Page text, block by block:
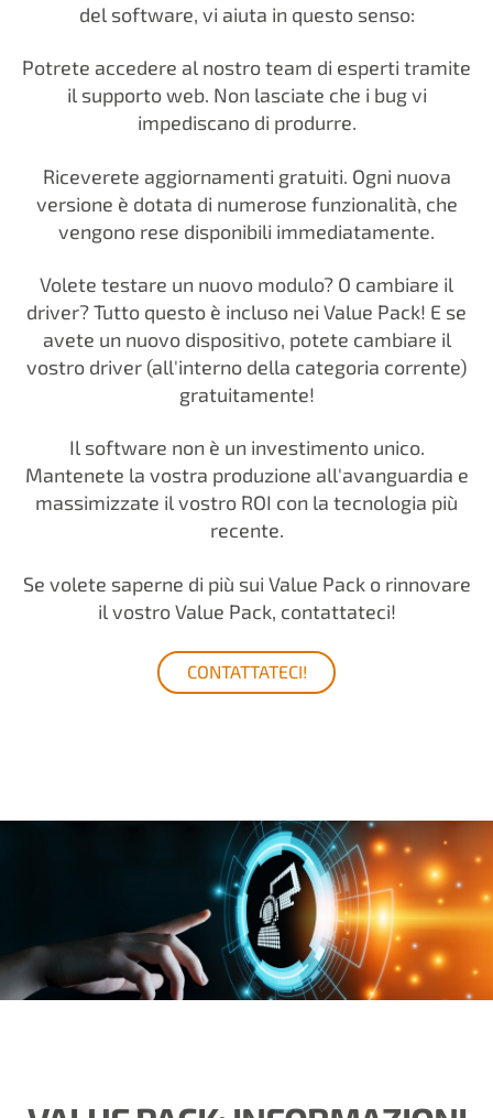
del software, vi aiuta in questo senso:
Potrete accedere al nostro team di esperti tramite
il supporto web. Non lasciate che i bug vi
impediscano di produrre.
Riceverete aggiornamenti gratuiti. Ogni nuova
versione è dotata di numerose funzionalità, che
vengono rese disponibili immediatamente.
Volete testare un nuovo modulo? O cambiare il
driver? Tutto questo è incluso nei Value Pack! E se
avete un nuovo dispositivo, potete cambiare il
vostro driver (all'interno della categoria corrente)
gratuitamente!
Il software non è un investimento unico.
Mantenete la vostra produzione all'avanguardia e
massimizzate il vostro ROI con la tecnologia più
recente.
Se volete saperne di più sui Value Pack o rinnovare
il vostro Value Pack, contattateci!
CONTATTATECI!